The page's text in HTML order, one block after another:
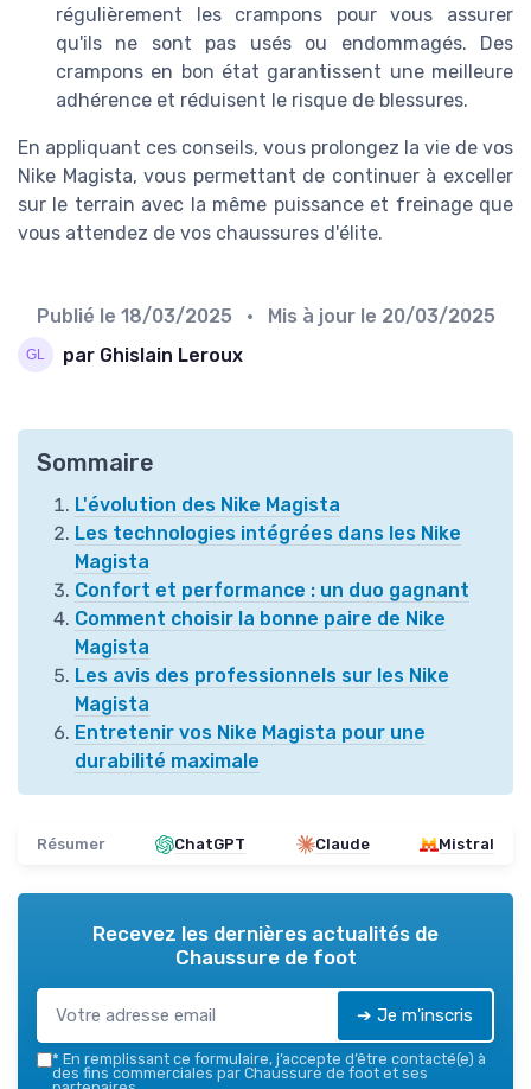
régulièrement les crampons pour vous assurer
qu'ils ne sont pas usés ou endommagés. Des
crampons en bon état garantissent une meilleure
adhérence et réduisent le risque de blessures.
En appliquant ces conseils, vous prolongez la vie de vos
Nike Magista, vous permettant de continuer à exceller
sur le terrain avec la même puissance et freinage que
vous attendez de vos chaussures d'élite.
Publié le 18/03/2025 • Mis à jour le 20/03/2025
par Ghislain Leroux
Sommaire
L'évolution des Nike Magista
Les technologies intégrées dans les Nike
Magista
Confort et performance : un duo gagnant
Comment choisir la bonne paire de Nike
Magista
Les avis des professionnels sur les Nike
Magista
Entretenir vos Nike Magista pour une
durabilité maximale
Résumer ChatGPT Claude Mistral
Recevez les dernières actualités de
Chaussure de foot
➔ Je m'inscris
* En remplissant ce formulaire, j’accepte d’être contacté(e) à
des fins commerciales par Chaussure de foot et ses